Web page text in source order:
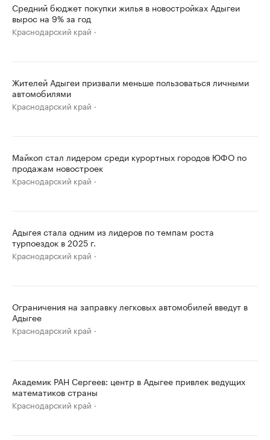
Средний бюджет покупки жилья в новостройках Адыгеи
вырос на 9% за год
Краснодарский край
Жителей Адыгеи призвали меньше пользоваться личными
автомобилями
Краснодарский край
Майкоп стал лидером среди курортных городов ЮФО по
продажам новостроек
Краснодарский край
Адыгея стала одним из лидеров по темпам роста
турпоездок в 2025 г.
Краснодарский край
Ограничения на заправку легковых автомобилей введут в
Адыгее
Краснодарский край
Академик РАН Сергеев: центр в Адыгее привлек ведущих
математиков страны
Краснодарский край